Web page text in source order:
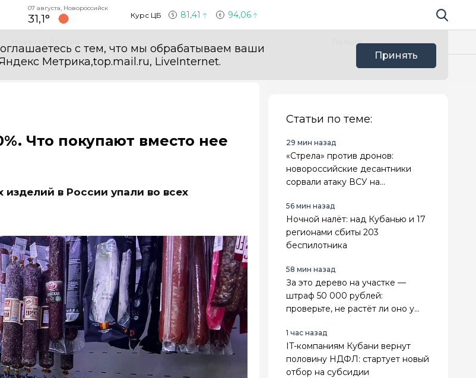
07 августа, Новороссийск
31,1° Курс ЦБ 81,41 94,06 Поиск по
с тем, что мы обрабатываем ваши
Метрика,top.mail.ru, LiveInternet.
Принять
Польза
Что покупают вместо нее
в России упали во всех
Статьи по теме:
29 мин назад
«Стрела» против дронов:
новороссийские десантники
сорвали атаку ВСУ на
56 мин назад
Ночной налёт: над Кубанью и 17
регионами сбиты 203
беспилотника
58 мин назад
За это дерево на участке —
штраф 50 000 рублей:
проверьте, не растёт ли оно у
1 час назад
IT-компаниям Кубани вернут
половину НДФЛ: стартует новый
отбор на субсидии